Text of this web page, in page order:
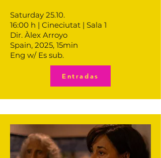
Saturday 25.10.
16:00 h | Cineciutat | Sala 1
Dir. Àlex Arroyo
Spain, 2025, 15min
Eng w/ Es sub.
Entradas